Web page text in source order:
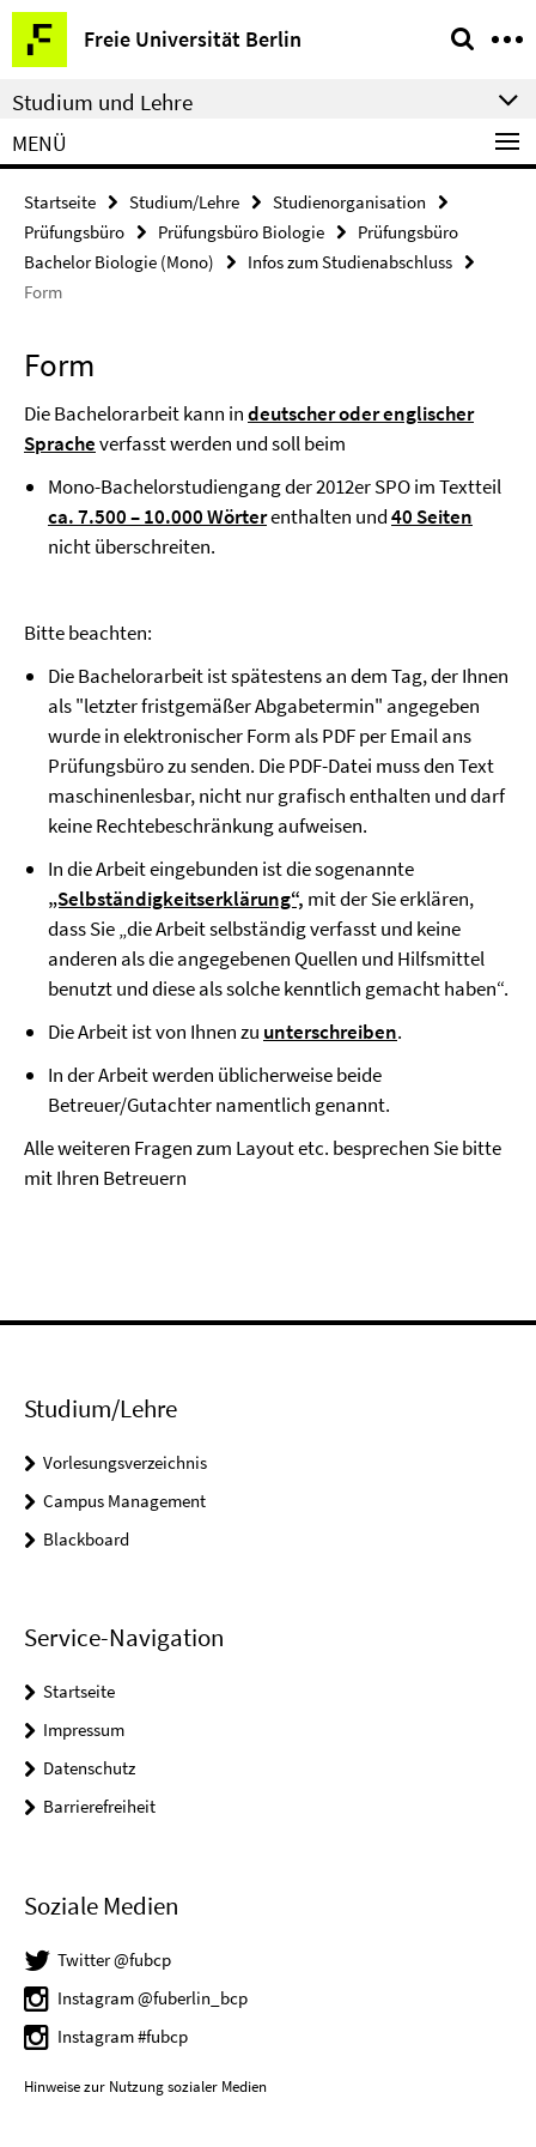
Springe
direkt
zu
Inhalt
Freie Universität Berlin
Service-
Navigation
Studium und Lehre
MENÜ
Startseite Studium/Lehre
Studienorganisation
Prüfungsbüro
Prüfungsbüro Biologie
Prüfungsbüro
Bachelor Biologie (Mono)
Infos zum Studienabschluss
Form
Form
Die Bachelorarbeit kann indeutscher oder englischer
Spracheverfasst werden und soll beim
Mono-Bachelorstudiengang der 2012er SPO im Textteil
ca. 7.500 – 10.000 Wörterenthalten und40 Seiten
nicht überschreiten.
Bitte beachten:
Die Bachelorarbeit ist spätestens an dem Tag, der Ihnen
als "letzter fristgemäßer Abgabetermin" angegeben
wurde in elektronischer Form als PDF per Email ans
Prüfungsbüro zu senden. Die PDF-Datei muss den Text
maschinenlesbar, nicht nur grafisch enthalten und darf
keine Rechtebeschränkung aufweisen.
In die Arbeit eingebunden ist die sogenannte
„Selbständigkeitserklärung“, mit der Sie erklären,
dass Sie „die Arbeit selbständig verfasst und keine
anderen als die angegebenen Quellen und Hilfsmittel
benutzt und diese als solche kenntlich gemacht haben“.
Die Arbeit ist von Ihnen zu unterschreiben.
In der Arbeit werden üblicherweise beide
Betreuer/Gutachter namentlich genannt.
Alle weiteren Fragen zum Layout etc. besprechen Sie bitte
mit Ihren Betreuern
Studium/Lehre
Vorlesungsverzeichnis
Campus Management
Blackboard
Service-Navigation
Startseite
Impressum
Datenschutz
Barrierefreiheit
Soziale Medien
Twitter @fubcp
Instagram @fuberlin_bcp
Instagram #fubcp
Hinweise zur Nutzung sozialer Medien